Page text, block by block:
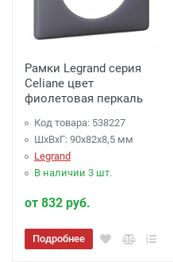
Рамки Legrand серия
Celiane цвет
фиолетовая перкаль
Код товара: 538227
ШхВхГ: 90x82x8,5 мм
Legrand
В наличии 3 шт.
от 832 руб.
Подробнее